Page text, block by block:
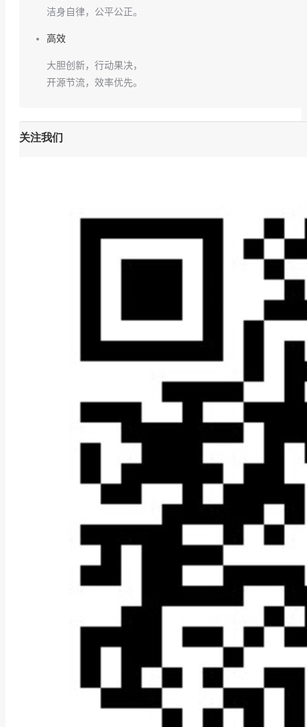
洁身自律，公平公正。
高效
大胆创新，行动果决，
开源节流，效率优先。
关注我们